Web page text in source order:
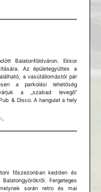
Balatonföldváron. Ekkor
Az épületegyüttes a
a vasútállomástól pár
a parkolási lehetőség
a „szabad levegő”
& Disco. A hangulat a hely
,
főszezonban kedden és
Fergeteges
során retro és mai